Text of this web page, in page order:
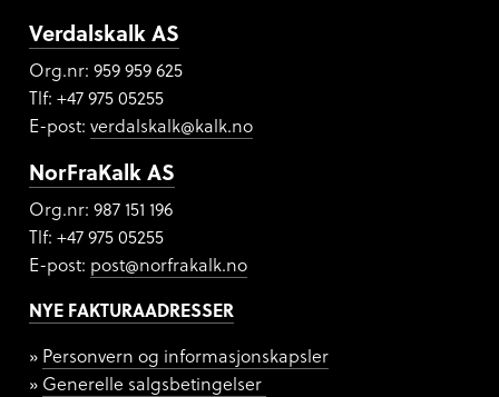
Verdalskalk AS
Org.nr: 959 959 625
Tlf: +47 975 05255
E-post: verdalskalk@kalk.no
NorFraKalk AS
Org.nr: 987 151 196
Tlf: +47 975 05255
E-post: post@norfrakalk.no
NYE FAKTURAADRESSER
Personvern og informasjonskapsler
Generelle salgsbetingelser